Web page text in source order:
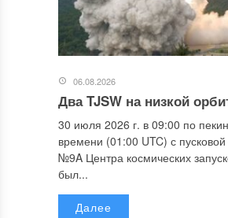
06.08.2026
Два TJSW на низкой
30 июля 2026 г. в 09:00 по
времени (01:00 UTC) с пусковой
№9A Центра космических
был...
Далее